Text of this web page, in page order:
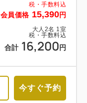
税・手数料込
会員価格 15,390円
大人 2名 1室
税・手数料込
合計 16,200 円
今すぐ予約